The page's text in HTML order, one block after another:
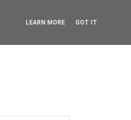
LEARN MORE GOT IT